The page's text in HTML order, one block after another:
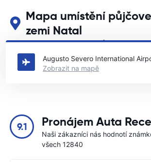
Mapa umístění
zemi Natal
Podívejte se na naše hlavní půjčovny aut v
Augusto Severo International
Zobrazit na mapě
9.1 Pronájem Auta
Naši zákazníci nás hodnotí
všech 12840